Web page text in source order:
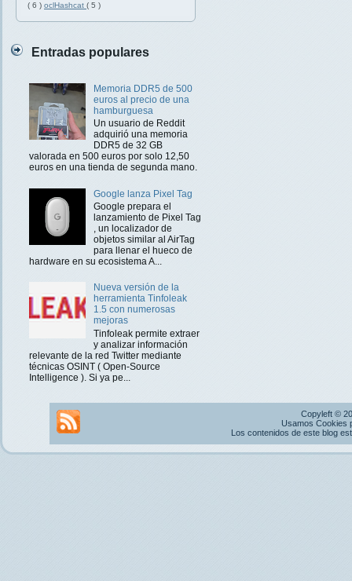
( 6 ) oclHashcat ( 5 )
Entradas populares
Memoria DDR5 de 500
euros al precio de una
hamburguesa
Un usuario de Reddit
adquirió una memoria
DDR5 de 32 GB
valorada en 500 euros por solo 12,50
euros en una tienda de segunda mano.
Google lanza Pixel Tag
Google prepara el
lanzamiento de Pixel Tag
, un localizador de
objetos similar al AirTag
para llenar el hueco de
hardware en su ecosistema A...
Nueva versión de la
herramienta Tinfoleak
1.5 con numerosas
mejoras
Tinfoleak permite extraer
y analizar información
relevante de la red Twitter mediante
técnicas OSINT ( Open-Source
Intelligence ). Si ya pe...
Copyleft ©
Usamos Cookies
Los contenidos de este blog